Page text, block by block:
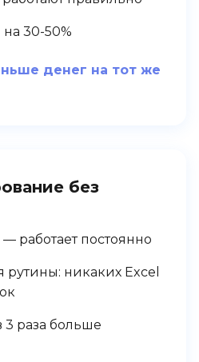
на 30-50%
денег на тот же
без
работает постоянно
рутины: никаких Excel
3 раза больше